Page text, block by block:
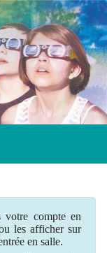
votre compte en
les afficher sur
en salle.